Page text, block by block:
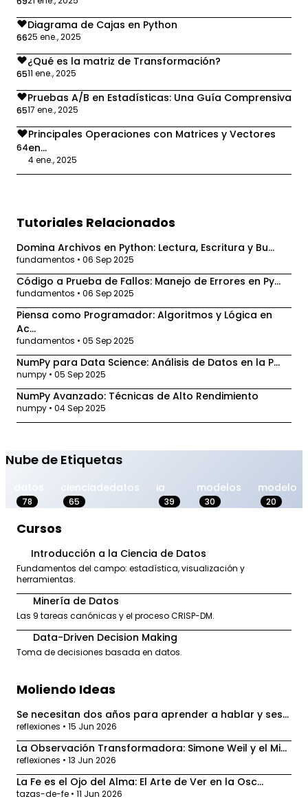
66
Diagrama de Cajas en Python
25 ene., 2025
65
¿Qué es la matriz de Transformación?
11 ene., 2025
65
Pruebas A/B en Estadísticas: Una Guía Comprensiva
17 ene., 2025
64
Principales Operaciones con Matrices y Vectores
en...
4 ene., 2025
Tutoriales Relacionados
Domina Archivos en Python: Lectura, Escritura y Bu...
fundamentos • 06 Sep 2025
Código a Prueba de Fallos: Manejo de Errores en Py...
fundamentos • 06 Sep 2025
Piensa como Programador: Algoritmos y Lógica en
Ac...
fundamentos • 05 Sep 2025
NumPy para Data Science: Análisis de Datos en la P...
numpy • 05 Sep 2025
NumPy Avanzado: Técnicas de Alto Rendimiento
numpy • 04 Sep 2025
Nube de Etiquetas
78
cienciadedatos
65
ia
39
modelos
30
modelo
20
Cursos
Introducción a la Ciencia de Datos
Fundamentos del campo: estadística, visualización y
herramientas.
Minería de Datos
Las 9 tareas canónicas y el proceso CRISP-DM.
Data-Driven Decision Making
Toma de decisiones basada en datos.
Moliendo Ideas
Se necesitan dos años para aprender a hablar y ses...
reflexiones • 15 Jun 2026
La Observación Transformadora: Simone Weil y el Mi...
reflexiones • 13 Jun 2026
La Fe es el Ojo del Alma: El Arte de Ver en la Osc...
tazas-de-fe • 11 Jun 2026